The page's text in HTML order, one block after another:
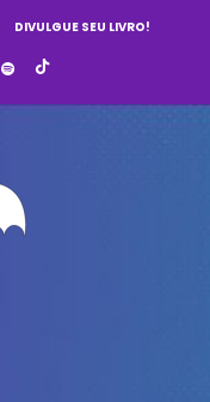
DIVULGUE SEU LIVRO!